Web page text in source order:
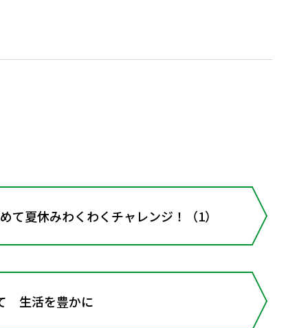
て夏休みわくわくチャレンジ！（1）
生活を豊かに